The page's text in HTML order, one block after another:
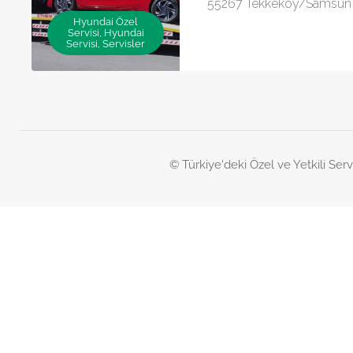
Hyundai Özel
Servisi, Hyundai
Servisi, Servisler
55267 Tekkeköy/Samsun
© Türkiye'deki Özel ve Yetkili